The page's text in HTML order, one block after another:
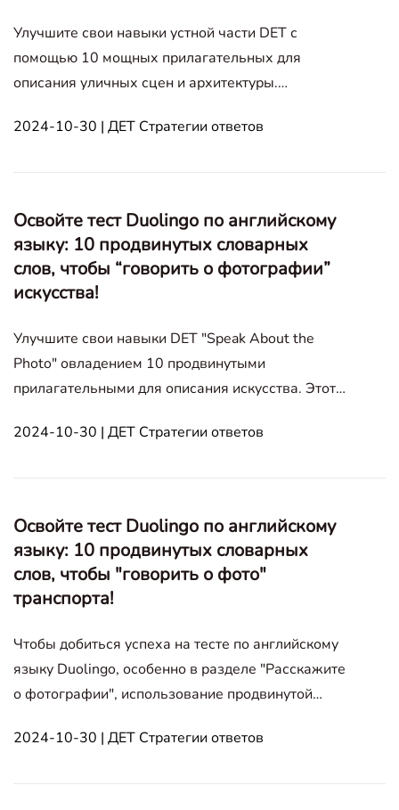
Улучшите свои навыки устной части DET с
помощью 10 мощных прилагательных для
описания уличных сцен и архитектуры.
этого руководства, чтобы ваши ответы на тему
2024-10-30 | ДЕТ Стратегии ответов
Освойте тест Duolingo по английскому
языку: 10 продвинутых словарных
слов, чтобы “говорить о фотографии”
искусства!
Улучшите свои навыки DET "Speak About the
Photo" овладением 10 продвинутыми
прилагательными для описания искусства. Этот
примерами и образцом ответа, помогая вам
2024-10-30 | ДЕТ Стратегии ответов
Освойте тест Duolingo по английскому
языку: 10 продвинутых словарных
слов, чтобы "говорить о фото"
транспорта!
Чтобы добиться успеха на тесте по английскому
языку Duolingo, особенно в разделе "Расскажите
о фотографии", использование продвинутой
описания. Этот гид представляет 10 продвинутых
2024-10-30 | ДЕТ Стратегии ответов